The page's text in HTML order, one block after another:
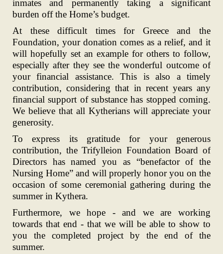
inmates and permanently taking a significant
burden off the Home’s budget.
At these difficult times for Greece and the
Foundation, your donation comes as a relief, and it
will hopefully set an example for others to follow,
especially after they see the wonderful outcome of
your financial assistance. This is also a timely
contribution, considering that in recent years any
financial support of substance has stopped coming.
We believe that all Kytherians will appreciate your
generosity.
To express its gratitude for your generous
contribution, the Trifylleion Foundation Board of
Directors has named you as “benefactor of the
Nursing Home” and will properly honor you on the
occasion of some ceremonial gathering during the
summer in Kythera.
Furthermore, we hope - and we are working
towards that end - that we will be able to show to
you the completed project by the end of the
summer.